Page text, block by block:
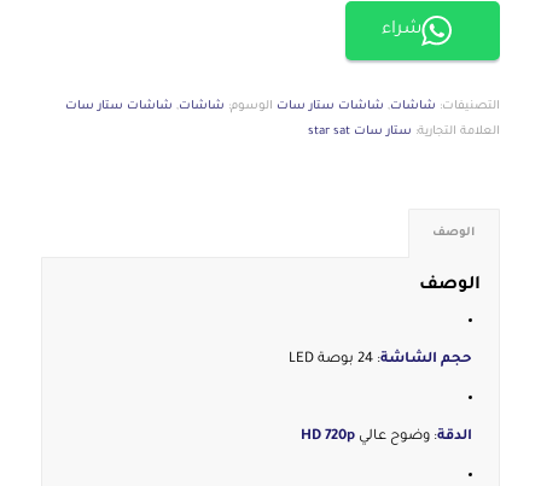
شراء
التصنيفات: شاشات, شاشات ستار سات الوسوم: شاشات, شاشات ستار سات
العلامة التجارية: ستار سات star sat
الوصف
الوصف
حجم الشاشة: 24 بوصة LED
الدقة: وضوح عالي HD 720p